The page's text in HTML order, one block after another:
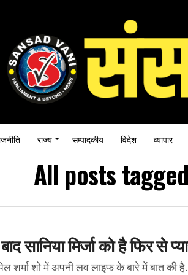
राज्य सम्पादकीय विदेश व्यापार
All posts
सानिया मिर्जा को है फिर से
शर्मा शो में अपनी लव लाइफ के बारे में बात की